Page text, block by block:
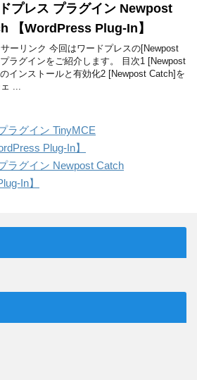
プレス プラグイン Newpost
【WordPress Plug-In】
ーリンク 今回はワードプレスの[Newpost
ラグインをご紹介します。 目次1 [Newpost
インストールと有効化2 [Newpost Catch]を
...
ラグイン TinyMCE
Plug-In】
ラグイン Newpost Catch
In】